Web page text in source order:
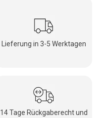
Lieferung in 3-5 Werktagen
14 Tage Rückgaberecht und